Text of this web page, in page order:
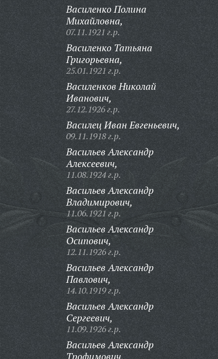
Василенко Полина
Михайловна,
07.11.1921 г.р.
Василенко Татьяна
Григорьевна,
25.01.1921 г.р.
Василенков Николай
Иванович,
27.12.1926 г.р.
Василец Иван Евгеньевич,
09.11.1918 г.р.
Васильев Александр
Алексеевич,
11.08.1924 г.р.
Васильев Александр
Владимирович,
11.06.1921 г.р.
Васильев Александр
Осипович,
12.11.1926 г.р.
Васильев Александр
Павлович,
14.10.1919 г.р.
Васильев Александр
Сергеевич,
11.09.1926 г.р.
Васильев Александр
Трофимович,